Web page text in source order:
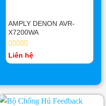
AMPLY DENON AVR-
X7200WA
Được
sao
Liên hệ